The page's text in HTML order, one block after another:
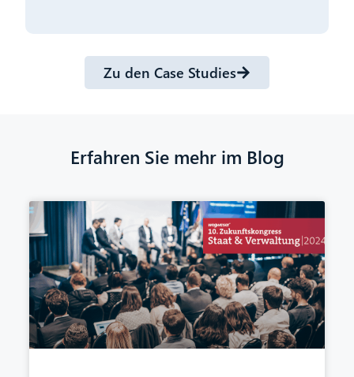
Zu den Case Studies
Erfahren Sie mehr im Blog